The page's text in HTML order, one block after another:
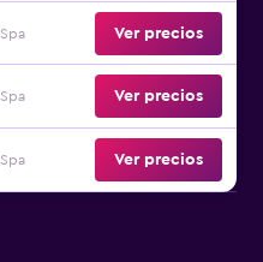
Ver precios
Ver precios
Ver precios